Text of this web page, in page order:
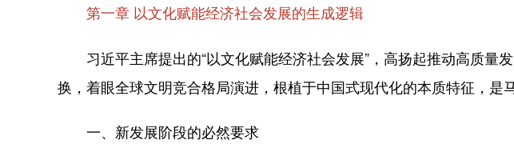
第一章 以文化赋能经济社会发展的生成逻辑
习近平主席提出的“以文化赋能经济社会发展”，高扬起推动高质量
换，着眼全球文明竞合格局演进，根植于中国式现代化的本质特征，是
一、新发展阶段的必然要求